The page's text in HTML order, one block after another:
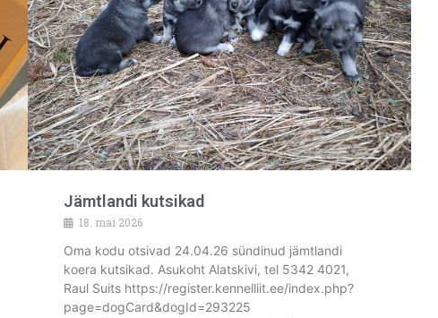
Jämtlandi kutsikad
18. mai 2026
Oma kodu otsivad 24.04.26 sündinud jämtlandi
koera kutsikad. Asukoht Alatskivi, tel 5342 4021,
Raul Suits https://register.kennelliit.ee/index.php?
page=dogCard&dogId=293225